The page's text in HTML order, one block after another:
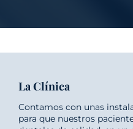
La Clínica
Contamos con unas
para que nuestros